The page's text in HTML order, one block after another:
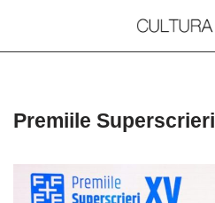
Premiile Superscrieri